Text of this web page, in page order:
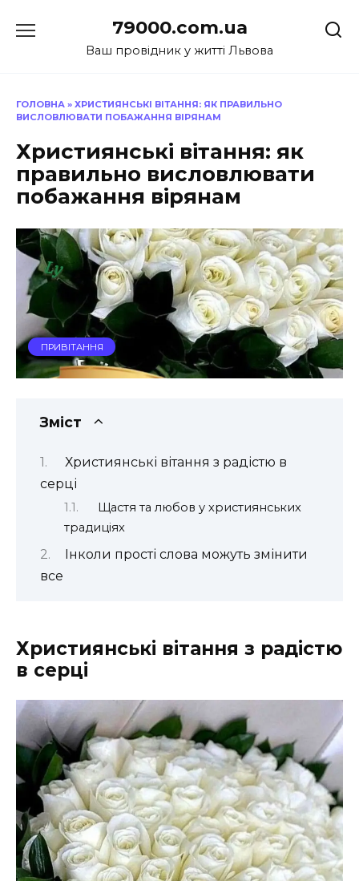
до
79000.com.ua
Ваш провідник у житті Львова
ГОЛОВНА » ХРИСТИЯНСЬКІ ВІТАННЯ: ЯК ПРАВИЛЬНО
ВИСЛОВЛЮВАТИ ПОБАЖАННЯ ВІРЯНАМ
Християнські вітання: як
правильно висловлювати
побажання вірянам
ПРИВІТАННЯ
Зміст
Християнські вітання з радістю в
серці
Щастя та любов у християнських
традиціях
Інколи прості слова можуть змінити
все
Християнські вітання з радістю
в серці